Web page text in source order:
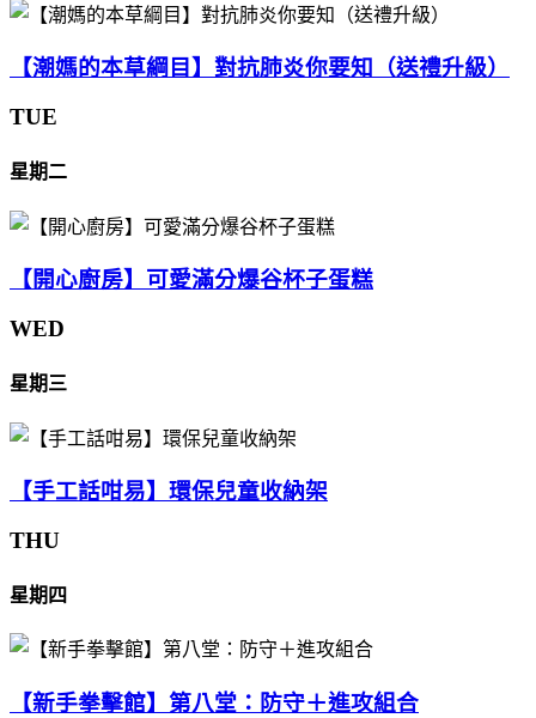
【潮媽的本草綱目】對抗肺炎你要知（送禮升級）
TUE
星期二
【開心廚房】可愛滿分爆谷杯子蛋糕
WED
星期三
【手工話咁易】環保兒童收納架
THU
星期四
【新手拳擊館】第八堂：防守＋進攻組合